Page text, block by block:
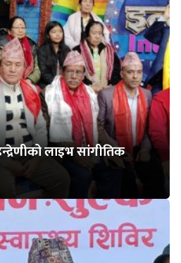
लाइभ सांगीतिक